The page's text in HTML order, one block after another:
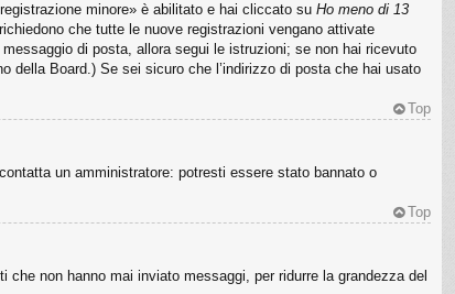
minore» è abilitato e hai cliccato su Ho meno di 13
che tutte le nuove registrazioni vengano attivate
di posta, allora segui le istruzioni; se non hai ricevuto
della Board.) Se sei sicuro che l’indirizzo di posta che hai usato
Top
un amministratore: potresti essere stato bannato o
Top
non hanno mai inviato messaggi, per ridurre la grandezza del